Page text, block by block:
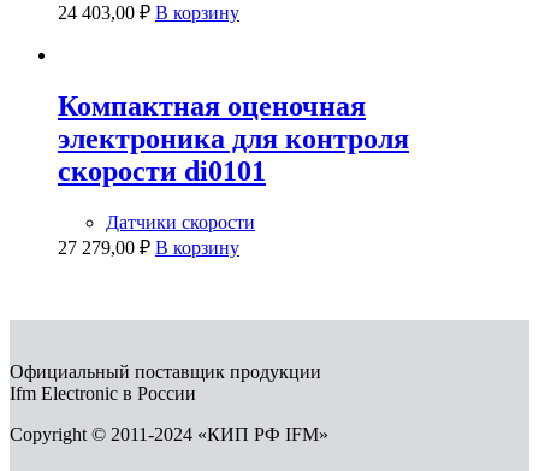
24 403,00 ₽ В корзину
Компактная оценочная
электроника для контроля
скорости di0101
Датчики скорости
27 279,00 ₽ В корзину
Официальный поставщик продукции
Ifm Electronic в России
Copyright © 2011-2024 «КИП РФ IFM»